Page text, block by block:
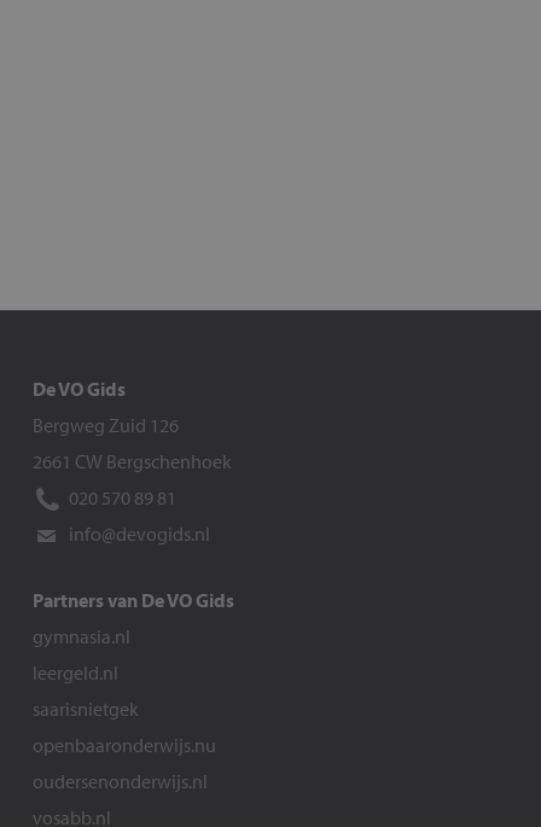
De VO Gids
Bergweg Zuid 126
2661 CW Bergschenhoek
020 570 89 81
info@devogids.nl
Partners van De VO Gids
gymnasia.nl
leergeld.nl
saarisnietgek
openbaaronderwijs.nu
oudersenonderwijs.nl
vosabb.nl